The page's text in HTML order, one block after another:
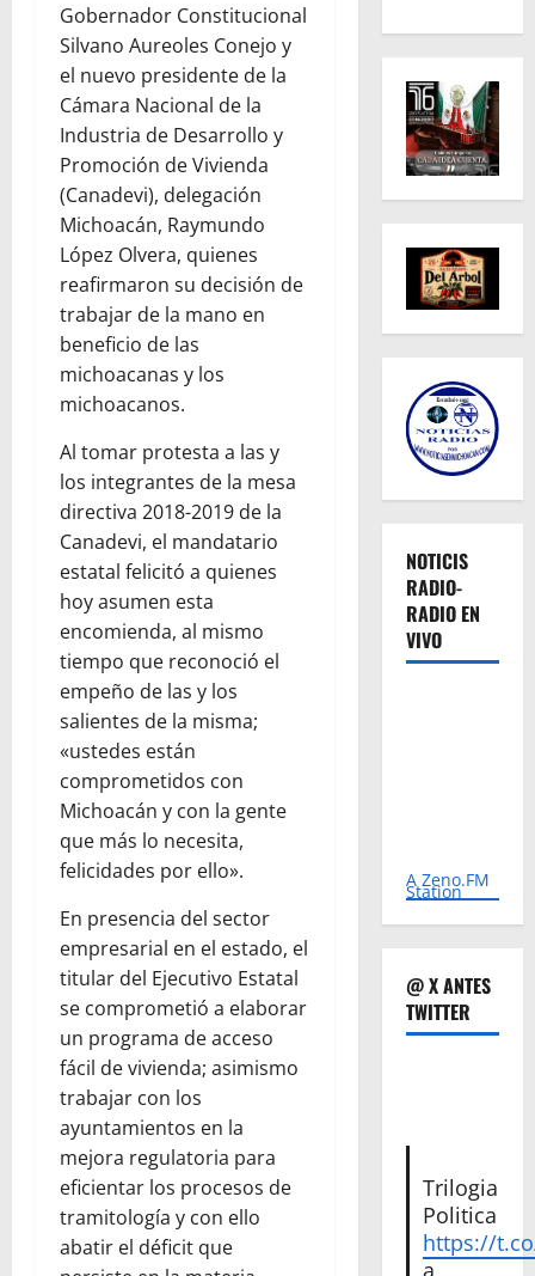
Gobernador Constitucional
Silvano Aureoles Conejo y
el nuevo presidente de la
Cámara Nacional de la
Industria de Desarrollo y
Promoción de Vivienda
(Canadevi), delegación
Michoacán, Raymundo
López Olvera, quienes
reafirmaron su decisión de
trabajar de la mano en
beneficio de las
michoacanas y los
michoacanos.
Al tomar protesta a las y
los integrantes de la mesa
directiva 2018-2019 de la
Canadevi, el mandatario
estatal felicitó a quienes
hoy asumen esta
encomienda, al mismo
tiempo que reconoció el
empeño de las y los
salientes de la misma;
«ustedes están
comprometidos con
Michoacán y con la gente
que más lo necesita,
felicidades por ello».
En presencia del sector
empresarial en el estado, el
titular del Ejecutivo Estatal
se comprometió a elaborar
un programa de acceso
fácil de vivienda; asimismo
trabajar con los
ayuntamientos en la
mejora regulatoria para
eficientar los procesos de
tramitología y con ello
abatir el déficit que
NOTICIS
RADIO-
RADIO EN
VIVO
A Zeno.FM
Station
@ X ANTES
TWITTER
Trilogia
Politica
https://